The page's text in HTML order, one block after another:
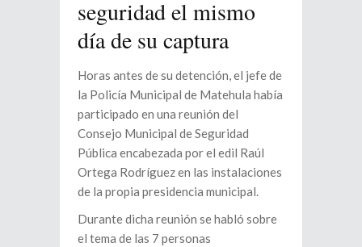
seguridad el mismo
día de su captura
Horas antes de su detención, el jefe de
la Policía Municipal de Matehula había
participado en una reunión del
Consejo Municipal de Seguridad
Pública encabezada por el edil Raúl
Ortega Rodríguez en las instalaciones
de la propia presidencia municipal.
Durante dicha reunión se habló sobre
el tema de las 7 personas